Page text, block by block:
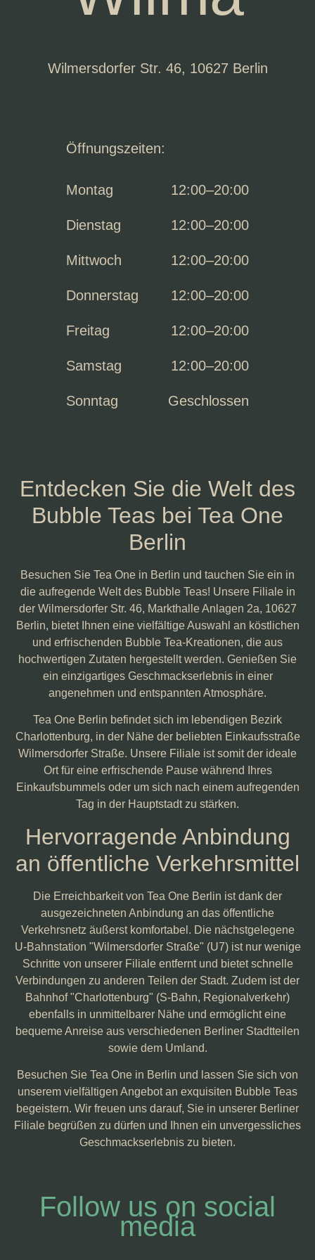
entsperren
Wilmersdorfer Str. 46, 10627 Berlin
Öffnungszeiten:
Montag 12:00–20:00
Dienstag 12:00–20:00
Mittwoch 12:00–20:00
Donnerstag 12:00–20:00
Freitag 12:00–20:00
Samstag 12:00–20:00
Sonntag Geschlossen
Entdecken Sie die Welt des
Bubble Teas bei Tea One
Berlin
Besuchen Sie Tea One in Berlin und tauchen Sie ein in
die aufregende Welt des Bubble Teas! Unsere Filiale in
der Wilmersdorfer Str. 46, Markthalle Anlagen 2a, 10627
Berlin, bietet Ihnen eine vielfältige Auswahl an köstlichen
und erfrischenden Bubble Tea-Kreationen, die aus
hochwertigen Zutaten hergestellt werden. Genießen Sie
ein einzigartiges Geschmackserlebnis in einer
angenehmen und entspannten Atmosphäre.
Tea One Berlin befindet sich im lebendigen Bezirk
Charlottenburg, in der Nähe der beliebten Einkaufsstraße
Wilmersdorfer Straße. Unsere Filiale ist somit der ideale
Ort für eine erfrischende Pause während Ihres
Einkaufsbummels oder um sich nach einem aufregenden
Tag in der Hauptstadt zu stärken.
Hervorragende Anbindung
an öffentliche Verkehrsmittel
Die Erreichbarkeit von Tea One Berlin ist dank der
ausgezeichneten Anbindung an das öffentliche
Verkehrsnetz äußerst komfortabel. Die nächstgelegene
U-Bahnstation "Wilmersdorfer Straße" (U7) ist nur wenige
Schritte von unserer Filiale entfernt und bietet schnelle
Verbindungen zu anderen Teilen der Stadt. Zudem ist der
Bahnhof "Charlottenburg" (S-Bahn, Regionalverkehr)
ebenfalls in unmittelbarer Nähe und ermöglicht eine
bequeme Anreise aus verschiedenen Berliner Stadtteilen
sowie dem Umland.
Besuchen Sie Tea One in Berlin und lassen Sie sich von
unserem vielfältigen Angebot an exquisiten Bubble Teas
begeistern. Wir freuen uns darauf, Sie in unserer Berliner
Filiale begrüßen zu dürfen und Ihnen ein unvergessliches
Geschmackserlebnis zu bieten.
Follow us on social
media